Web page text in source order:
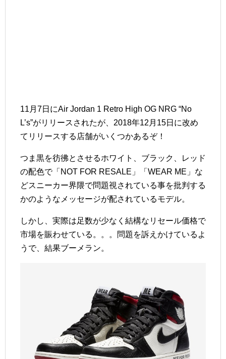
11月7日にAir Jordan 1 Retro High OG NRG “No
L’s”がリリースされたが、2018年12月15日に改め
てリリースする店舗がいくつかあるぞ！
つま黒を彷彿とさせるホワイト、ブラック、レッド
の配色で「NOT FOR RESALE」「WEAR ME」な
どスニーカー界隈で問題視されている事を批判する
かのようなメッセージが配されているモデル。
しかし、実際は足数が少なく結構なリセール価格で
市場を賑わせている。。。問題を訴えかけているよ
うで、結果ブーメラン。